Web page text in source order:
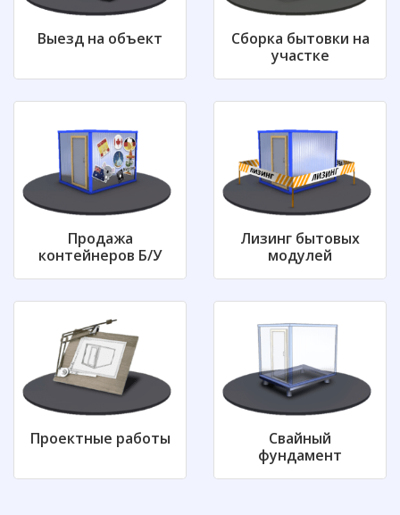
Выезд на объект
Сборка бытовки на
участке
Продажа
контейнеров Б/У
Лизинг бытовых
модулей
Проектные работы
Свайный
фундамент